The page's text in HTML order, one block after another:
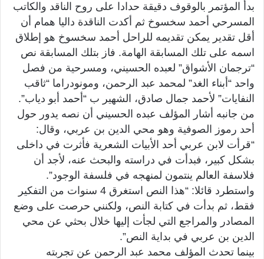
بدأ المؤتمر بالوقوف دقيقة حدادا على روح الناقد والكاتب
المسرحي أحمد سخسوخ ثم أكدت الناقدة داليا همام أن
أقل تقدير يمكن تقديمه للراحل أحمد سخسوخ هو إطلاق
اسمه على تلك المسابقة الهامة. فاز بتلك المسابقة نص
“ترجمان الأشواق” لعبده الحسيني، ومسرحية من فصل
واحد “أبناء الغد” لمحمد عبد الرحمن، ومونودراما “ثاقب
النفايات” لأحمد جمال صادق، الشهير ب “أحمد أبو دياب”.
من جانبه أشار المؤلف عبده الحسيني أن نصه يدور حول
أحد رموز الصوفية وهو محي الدين بن عربي، وقال:
“قرأت لابن عربي أحد الأبيات الشعرية فأثرت في داخلى
بشكل كبير، فبدأت في دراسته والبحث عنه، لأجد أن
فلاسفة العالم ينتمون لمنهجه في فلسفة الوجود”.
واستطرد قائلا: “هذا النص استغرق 4 سنوات من التفكير
فقط، ثم بدأت في كتابة النص، ولكنني حرصت على وضع
المصادر والمراجع التي لجأت إليها خلال بحثي عن محي
الدين بن عربي في بداية النص”.
بينما تحدث المؤلف محمد عبد الرحمن عن تجربته